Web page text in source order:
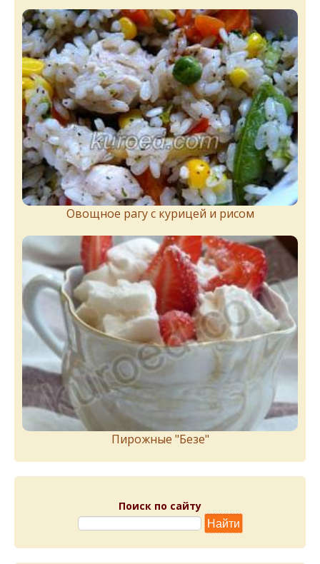
Овощное рагу с курицей и рисом
Пирожныe "Бeзe"
Поиск по сайту